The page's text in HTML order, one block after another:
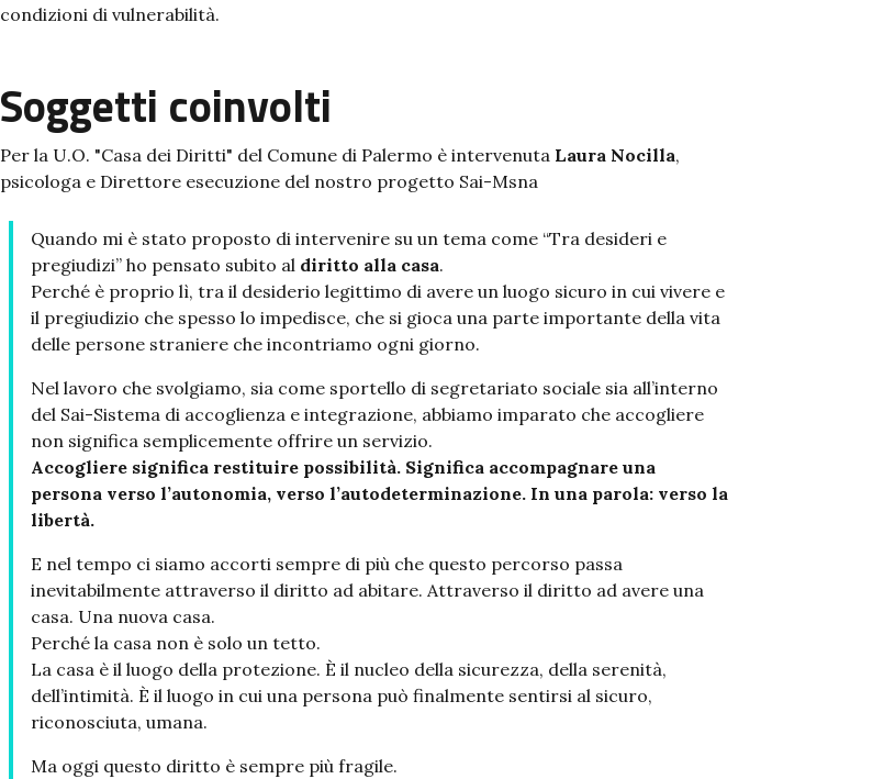
condizioni di vulnerabilità.
Soggetti coinvolti
Per la U.O. "Casa dei Diritti" del Comune di Palermo è intervenuta Laura Nocilla,
psicologa e Direttore esecuzione del nostro progetto Sai-Msna
Quando mi è stato proposto di intervenire su un tema come “Tra desideri e
pregiudizi” ho pensato subito al diritto alla casa.
Perché è proprio lì, tra il desiderio legittimo di avere un luogo sicuro in cui vivere e
il pregiudizio che spesso lo impedisce, che si gioca una parte importante della vita
delle persone straniere che incontriamo ogni giorno.
Nel lavoro che svolgiamo, sia come sportello di segretariato sociale sia all’interno
del Sai-Sistema di accoglienza e integrazione, abbiamo imparato che accogliere
non significa semplicemente offrire un servizio.
Accogliere significa restituire possibilità. Significa accompagnare una
persona verso l’autonomia, verso l’autodeterminazione. In una parola: verso la
libertà.
E nel tempo ci siamo accorti sempre di più che questo percorso passa
inevitabilmente attraverso il diritto ad abitare. Attraverso il diritto ad avere una
casa. Una nuova casa.
Perché la casa non è solo un tetto.
La casa è il luogo della protezione. È il nucleo della sicurezza, della serenità,
dell’intimità. È il luogo in cui una persona può finalmente sentirsi al sicuro,
riconosciuta, umana.
Ma oggi questo diritto è sempre più fragile.